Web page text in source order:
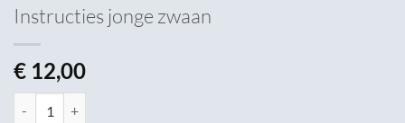
Instructies jonge zwaan
€ 12,00